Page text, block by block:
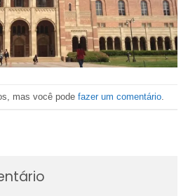
mas você pode fazer um comentário